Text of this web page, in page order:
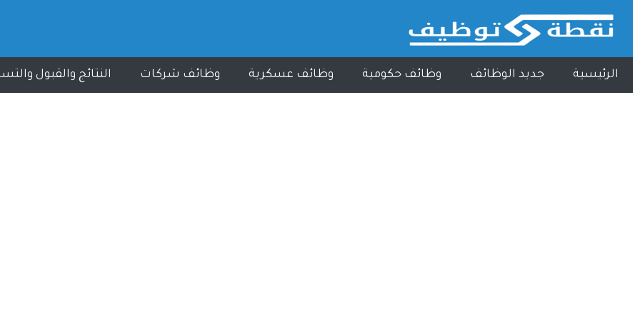
الرئيسية جديد الوظائف وظائف حكومية وظائف عسكرية وظائف شركات النتائج والقبول